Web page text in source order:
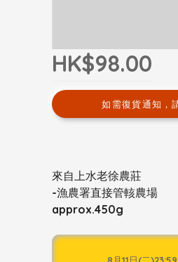
HK$98.00
如需復貨通知，
來自上水老徐農莊
-漁農署直接管輆農場
approx.450g
8月11日(二